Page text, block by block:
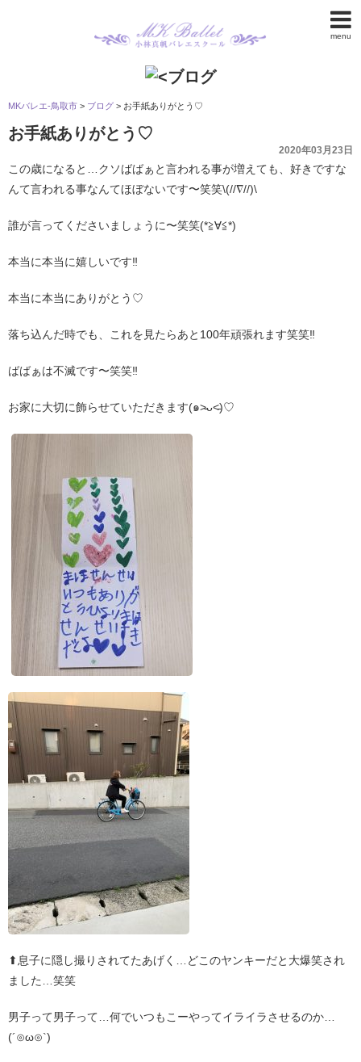
menu
MKバレエ-鳥取市 > ブログ > お手紙ありがとう♡
お手紙ありがとう♡
2020年03月23日
この歳になると…クソばばぁと言われる事が増えても、好きですな
んて言われる事なんてほぼないです〜笑笑\(//∇//)\
誰が言ってくださいましょうに〜笑笑(*≧∀≦*)
本当に本当に嬉しいです‼︎
本当に本当にありがとう♡
落ち込んだ時でも、これを見たらあと100年頑張れます笑笑‼︎
ばばぁは不滅です〜笑笑‼︎
お家に大切に飾らせていただきます(๑˃̵ᴗ˂̵)♡
⬆︎息子に隠し撮りされてたあげく…どこのヤンキーだと大爆笑され
ました…笑笑
男子って男子って…何でいつもこーやってイライラさせるのか…
(´⊙ω⊙`)